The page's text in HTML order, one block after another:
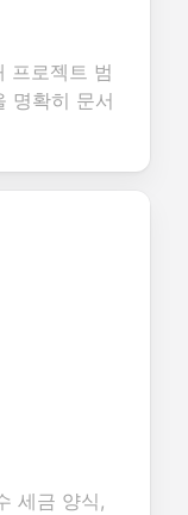
프로젝트 범
명확히 문서
세금 양식,